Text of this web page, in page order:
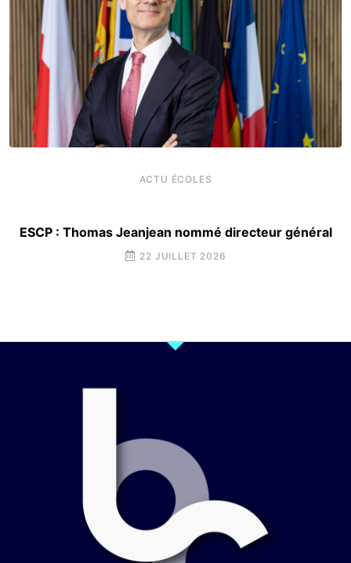
ACTU ÉCOLES
ESCP : Thomas Jeanjean nommé directeur général
22 JUILLET 2026